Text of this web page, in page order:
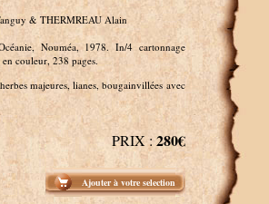
& THERMREAU Alain
Nouméa, 1978. In/4 cartonnage
couleur, 238 pages.
majeures, lianes, bougainvillées avec
PRIX : 280€
Ajouter à votre selection